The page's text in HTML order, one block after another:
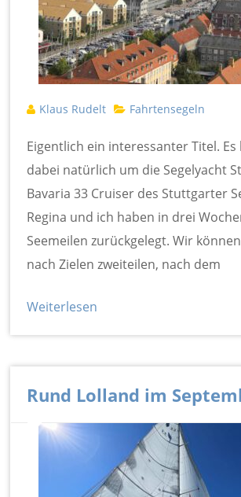
Klaus Rudelt Fahrtensegeln
Eigentlich ein interessanter Titel.
dabei natürlich um die Segelyacht
Bavaria 33 Cruiser des Stuttgarter
Regina und ich haben in drei
Seemeilen zurückgelegt. Wir
nach Zielen zweiteilen, nach dem
Weiterlesen
Rund Lolland im